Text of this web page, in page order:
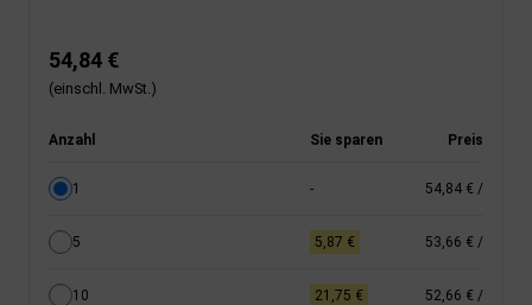
54,84 €
(einschl. MwSt.)
Anzahl Sie sparen Preis
1 - 54,84 € /
5 5,87 € 53,66 € /
10 21,75 € 52,66 € /